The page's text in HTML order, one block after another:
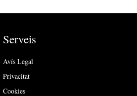
Serveis
Avís Legal
Privacitat
Cookies